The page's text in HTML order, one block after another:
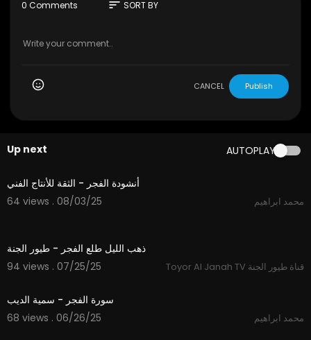
0 Comments sort SORT BY
CANCEL Publish
Up next AUTOPLAY
3:20
أنشودة الفجر - الثقة للأنتاج الفني
64 views . 08/03/25
محمد ابراهيم
ذهب الليل طلع الفجر - طيور الجنة
94 views . 07/25/25
Toyor Al Janah TV قناة طيور الجنة
سورة الفجر - سمية الديب
68 views . 06/26/25
محمد ابراهيم